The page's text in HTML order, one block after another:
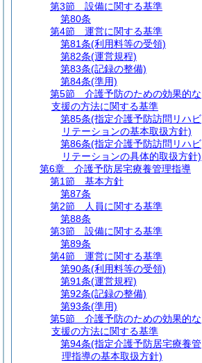
第3節
設備に関する基準
第80条
第4節
運営に関する基準
第81条(利用料等の受領)
第82条(運営規程)
第83条(記録の整備)
第84条(準用)
第5節
介護予防のための効果的な
支援の方法に関する基準
第85条(指定介護予防訪問リハビ
リテーションの基本取扱方針)
第86条(指定介護予防訪問リハビ
リテーションの具体的取扱方針)
第6章
介護予防居宅療養管理指導
第1節
基本方針
第87条
第2節
人員に関する基準
第88条
第3節
設備に関する基準
第89条
第4節
運営に関する基準
第90条(利用料等の受領)
第91条(運営規程)
第92条(記録の整備)
第93条(準用)
第5節
介護予防のための効果的な
支援の方法に関する基準
第94条(指定介護予防居宅療養管
理指導の基本取扱方針)